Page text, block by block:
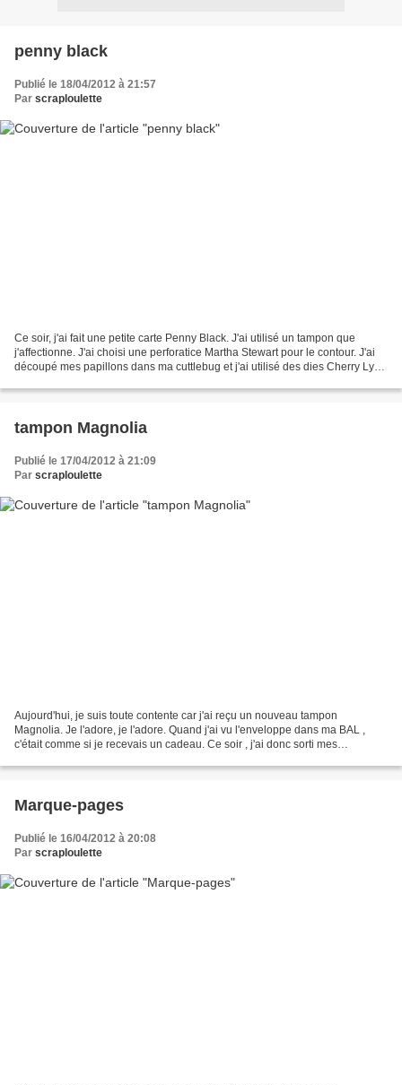
penny black
Publié le 18/04/2012 à 21:57
Par scraploulette
Ce soir, j'ai fait une petite carte Penny Black. J'ai utilisé un tampon que
j'affectionne. J'ai choisi une perforatice Martha Stewart pour le contour. J'ai
découpé mes papillons dans ma cuttlebug et j'ai utilisé des dies Cherry Lynn
tampon Magnolia
Publié le 17/04/2012 à 21:09
Par scraploulette
Aujourd'hui, je suis toute contente car j'ai reçu un nouveau tampon
Magnolia. Je l'adore, je l'adore. Quand j'ai vu l'enveloppe dans ma BAL ,
c'était comme si je recevais un cadeau. Ce soir , j'ai donc sorti mes
Marque-pages
Publié le 16/04/2012 à 20:08
Par scraploulette